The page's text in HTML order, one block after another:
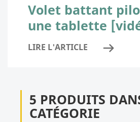
Volet battant
une tablette
LIRE L'ARTICLE
5 PRODUITS
CATÉGORIE